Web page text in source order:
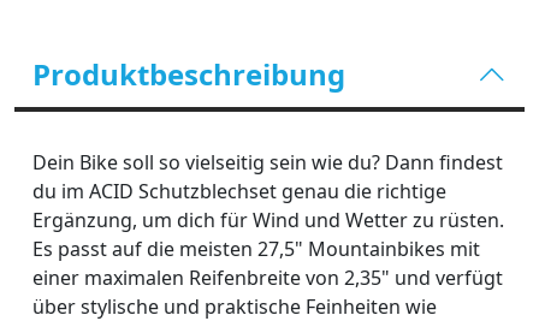
Produktbeschreibung
Dein Bike soll so vielseitig sein wie du? Dann findest
du im ACID Schutzblechset genau die richtige
Ergänzung, um dich für Wind und Wetter zu rüsten.
Es passt auf die meisten 27,5" Mountainbikes mit
einer maximalen Reifenbreite von 2,35" und verfügt
über stylische und praktische Feinheiten wie